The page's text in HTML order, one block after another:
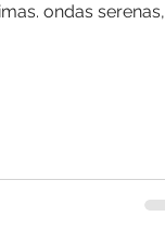
ondas serenas,